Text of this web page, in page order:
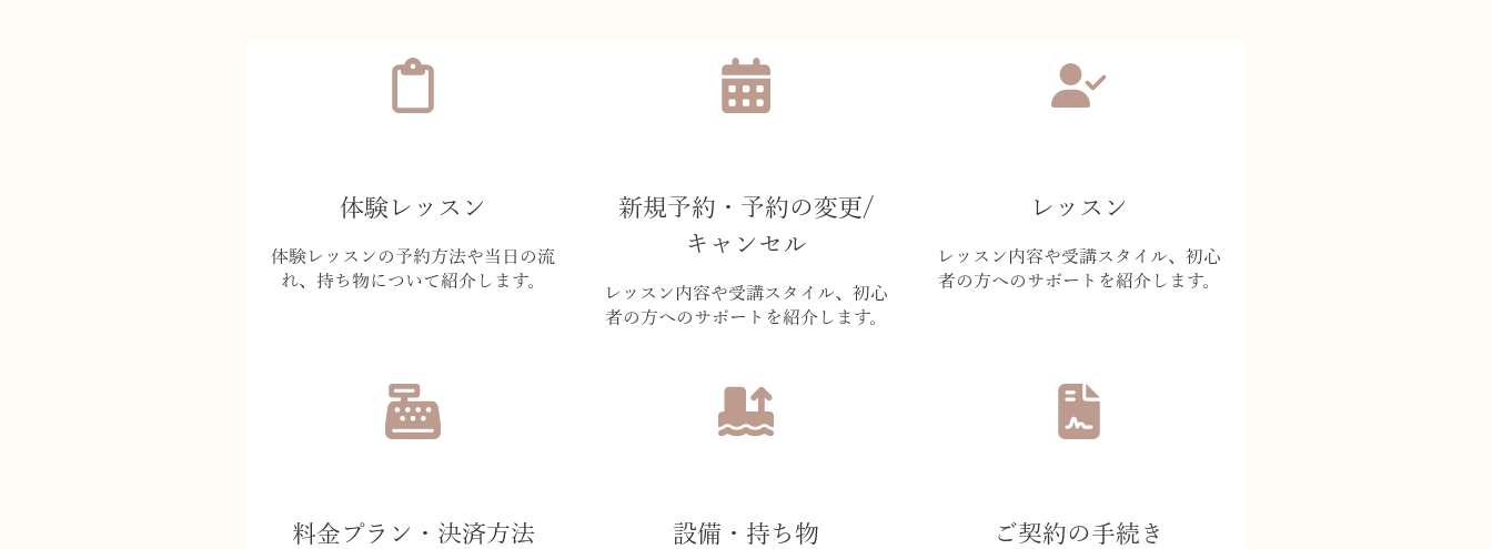
体験レッスン
体験レッスンの予約方法や当日の流
れ、持ち物について紹介します。
新規予約・予約の変更/
キャンセル
レッスン内容や受講スタイル、初心
者の方へのサポートを紹介します。
レッスン
レッスン内容や受講スタイル、初心
者の方へのサポートを紹介します。
料金プラン・決済方法 設備・持ち物 ご契約の手続き